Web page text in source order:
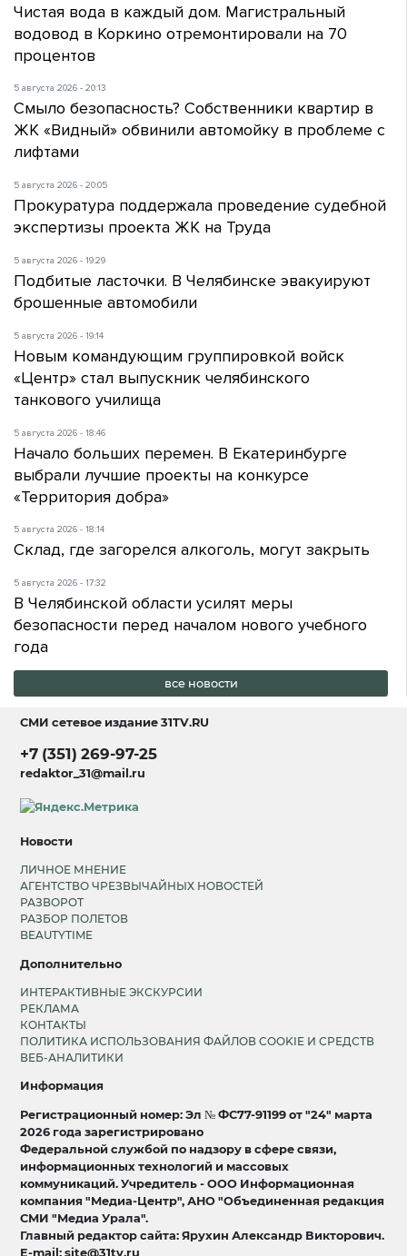
Чистая вода в каждый дом. Магистральный
водовод в Коркино отремонтировали на 70
процентов
5 августа 2026 - 20:13
Смыло безопасность? Собственники квартир в
ЖК «Видный» обвинили автомойку в проблеме с
лифтами
5 августа 2026 - 20:05
Прокуратура поддержала проведение судебной
экспертизы проекта ЖК на Труда
5 августа 2026 - 19:29
Подбитые ласточки. В Челябинске эвакуируют
брошенные автомобили
5 августа 2026 - 19:14
Новым командующим группировкой войск
«Центр» стал выпускник челябинского
танкового училища
5 августа 2026 - 18:46
Начало больших перемен. В Екатеринбурге
выбрали лучшие проекты на конкурсе
«Территория добра»
5 августа 2026 - 18:14
Склад, где загорелся алкоголь, могут закрыть
5 августа 2026 - 17:32
В Челябинской области усилят меры
безопасности перед началом нового учебного
года
все новости
СМИ сетевое издание31TV.RU
+7 (351) 269-97-25
redaktor_31@mail.ru
Новости
ЛИЧНОЕ МНЕНИЕ
АГЕНТСТВО ЧРЕЗВЫЧАЙНЫХ НОВОСТЕЙ
РАЗВОРОТ
РАЗБОР ПОЛЕТОВ
BEAUTYTIME
Дополнительно
ИНТЕРАКТИВНЫЕ ЭКСКУРСИИ
РЕКЛАМА
КОНТАКТЫ
ПОЛИТИКА ИСПОЛЬЗОВАНИЯ ФАЙЛОВ COOKIE И СРЕДСТВ
ВЕБ-АНАЛИТИКИ
Информация
Регистрационный номер: Эл № ФС77-91199 от "24" марта
2026 года зарегистрировано
Федеральной службой по надзору в сфере связи,
информационных технологий и массовых
коммуникаций. Учредитель - ООО Информационная
компания "Медиа-Центр", АНО "Объединенная редакция
СМИ "Медиа Урала".
Главный редактор сайта: Ярухин Александр Викторович.
E-mail: site@31tv.ru